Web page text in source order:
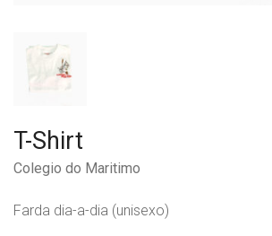
T-Shirt
Colegio do Maritimo
Farda dia-a-dia (unisexo)